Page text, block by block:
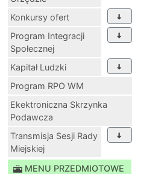
Konkursy ofert
Program Integracji
Społecznej
Kapitał Ludzki
Program RPO WM
Ekektroniczna Skrzynka
Podawcza
Transmisja Sesji Rady
Miejskiej
MENU PRZEDMIOTOWE